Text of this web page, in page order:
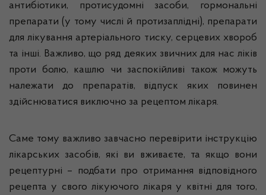
антибіотики, протисудомні засоби, гормональні
препарати (у тому числі й протизаплідні), препарати
для лікування артеріального тиску, серцевих хвороб
та інші. Важливо, що ряд деяких звичних для нас ліків
проти болю, кашлю чи заспокійливі також можуть
належати до препаратів, відпуск яких повинен
здійснюватися виключно за рецептом лікаря.
Саме тому важливо завчасно перевірити інструкцію
лікарських засобів, які ви вживаєте, та якщо вони
рецептурні – подбати про отримання відповідного
рецепта у свого лікуючого лікаря у квітні для того,